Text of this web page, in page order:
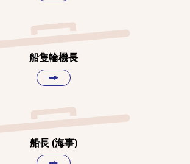
船隻輪機長
船長 (海事)